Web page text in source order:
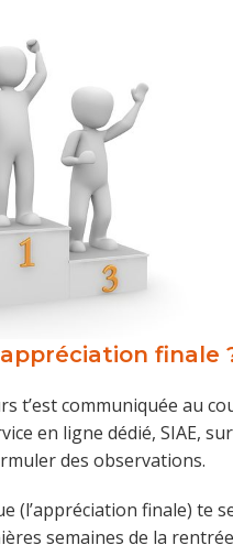
finale
t’est communiquée au
en ligne dédié, SIAE, sur
des observations.
(l’appréciation finale) te
semaines de la